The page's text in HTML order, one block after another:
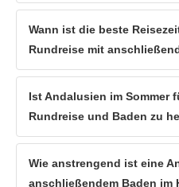
Wann ist die beste
Rundreise mit
Ist Andalusien im Sommer
Rundreise und Baden zu
Wie anstrengend ist eine
anschließendem Baden im